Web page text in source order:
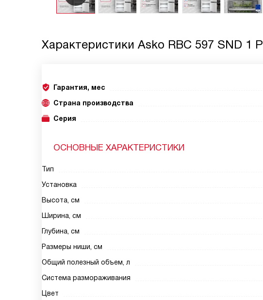
Характеристики Asko RBC 597 SND 1 P
Гарантия, мес
Страна производства
Серия
ОСНОВНЫЕ ХАРАКТЕРИСТИКИ
Тип
Установка
Высота, см
Ширина, см
Глубина, см
Размеры ниши, см
Общий полезный объем, л
Система размораживания
Цвет